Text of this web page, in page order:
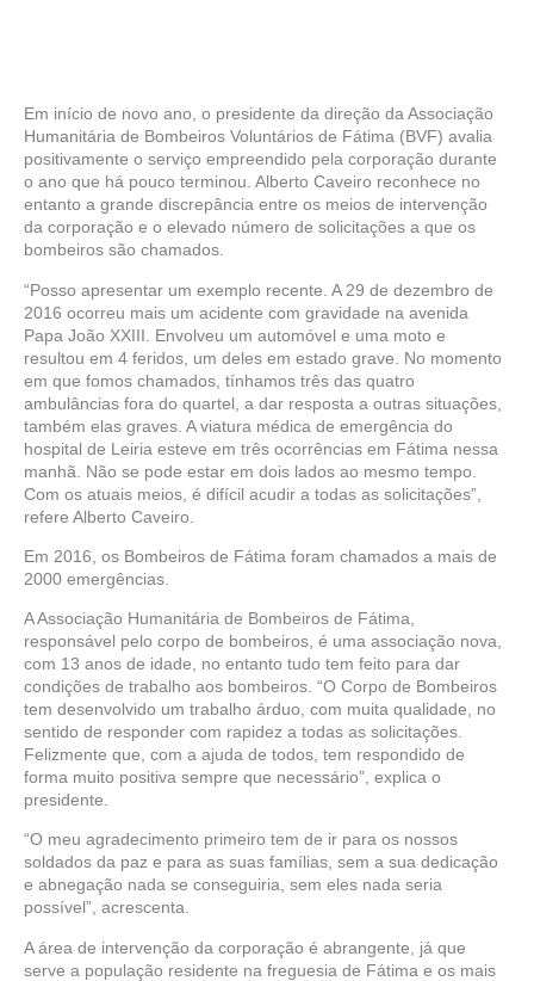
Em início de novo ano, o presidente da direção da Associação
Humanitária de Bombeiros Voluntários de Fátima (BVF) avalia
positivamente o serviço empreendido pela corporação durante
o ano que há pouco terminou. Alberto Caveiro reconhece no
entanto a grande discrepância entre os meios de intervenção
da corporação e o elevado número de solicitações a que os
bombeiros são chamados.
“Posso apresentar um exemplo recente. A 29 de dezembro de
2016 ocorreu mais um acidente com gravidade na avenida
Papa João XXIII. Envolveu um automóvel e uma moto e
resultou em 4 feridos, um deles em estado grave. No momento
em que fomos chamados, tínhamos três das quatro
ambulâncias fora do quartel, a dar resposta a outras situações,
também elas graves. A viatura médica de emergência do
hospital de Leiria esteve em três ocorrências em Fátima nessa
manhã. Não se pode estar em dois lados ao mesmo tempo.
Com os atuais meios, é difícil acudir a todas as solicitações”,
refere Alberto Caveiro.
Em 2016, os Bombeiros de Fátima foram chamados a mais de
2000 emergências.
A Associação Humanitária de Bombeiros de Fátima,
responsável pelo corpo de bombeiros, é uma associação nova,
com 13 anos de idade, no entanto tudo tem feito para dar
condições de trabalho aos bombeiros. “O Corpo de Bombeiros
tem desenvolvido um trabalho árduo, com muita qualidade, no
sentido de responder com rapidez a todas as solicitações.
Felizmente que, com a ajuda de todos, tem respondido de
forma muito positiva sempre que necessário”, explica o
presidente.
“O meu agradecimento primeiro tem de ir para os nossos
soldados da paz e para as suas famílias, sem a sua dedicação
e abnegação nada se conseguiria, sem eles nada seria
possível”, acrescenta.
A área de intervenção da corporação é abrangente, já que
serve a população residente na freguesia de Fátima e os mais